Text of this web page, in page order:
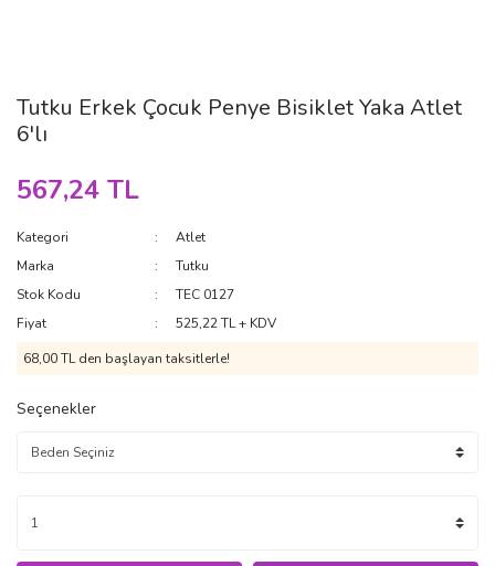
Tutku Erkek Çocuk Penye Bisiklet Yaka Atlet
6'lı
567,24 TL
Kategori
Atlet
Marka
Tutku
Stok Kodu
TEC 0127
Fiyat
525,22 TL + KDV
68,00 TL den başlayan taksitlerle!
Seçenekler